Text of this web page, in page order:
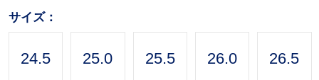
サイズ：
24.5 25.0 25.5 26.0 26.5